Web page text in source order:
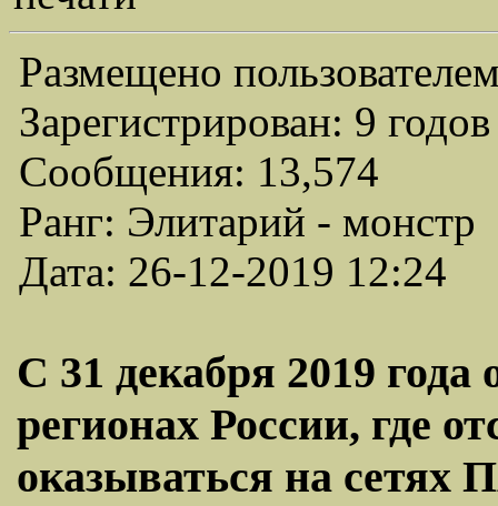
Размещено
Зарегистрирован: 9
Сообщения: 13,574
Ранг: Элитарий - монстр
Дата: 26-12-2019 12:24
С 31 декабря 2019 года
регионах России, где
оказываться на